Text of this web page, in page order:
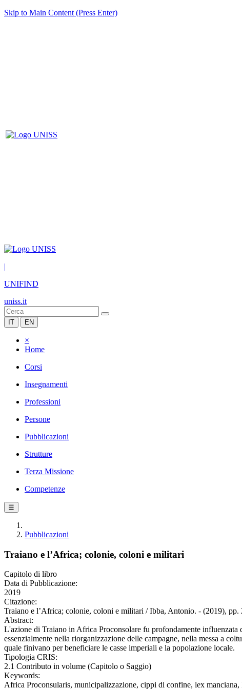
Skip to Main Content (Press Enter)
|
UNIFIND
uniss.it
IT EN
×
Home
Corsi
Insegnamenti
Professioni
Persone
Pubblicazioni
Strutture
Terza Missione
Competenze
☰
Pubblicazioni
Traiano e l’Africa; colonie, coloni e militari
Capitolo di libro
Data di Pubblicazione:
2019
Citazione:
Traiano e l’Africa; colonie, coloni e militari / Ibba, Antonio. - (2019), pp.
Abstract:
L'azione di Traiano in Africa Proconsolare fu profondamente influenzata
essenzialmente nella riorganizzazione delle campagne, nella messa a
quale finivano per beneficiare le casse imperiali e la popolazione locale.
Tipologia CRIS:
2.1 Contributo in volume (Capitolo o Saggio)
Keywords:
Africa Proconsularis, municipalizzazione, cippi di confine, lex manciana,